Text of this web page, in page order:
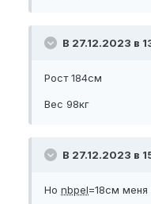
В 27.12.2023 в
Рост 184см
Вес 98кг
В 27.12.2023 в
Но nbpel=18см меня